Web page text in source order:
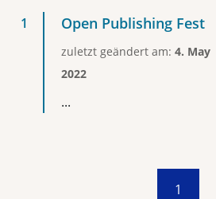
Open Publishing Fest
zuletzt geändert am: 4. May
2022
...
1